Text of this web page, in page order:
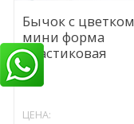
Бычок с цветком
мини форма
пластиковая
ЦЕНА: